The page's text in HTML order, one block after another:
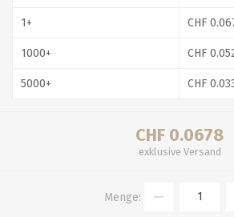
1+
1000+
5000+
CHF
CHF
CHF
CHF 0.0678
exklusive Versand
Menge: